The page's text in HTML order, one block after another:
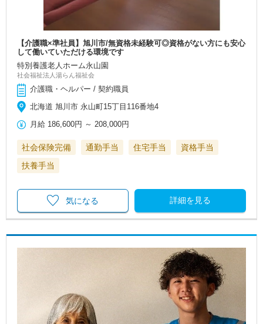
【介護職×準社員】旭川市/無資格未経験可◎資格がない方にも安心
して働いていただける環境です
特別養護老人ホーム永山園
社会福祉法人湯らん福祉会
介護職・ヘルパー / 契約職員
北海道 旭川市 永山町15丁目116番地4
月給 186,600円 ～208,000円
社会保険完備 通勤手当 住宅手当
資格手当
扶養手当
詳細を見る
気になる